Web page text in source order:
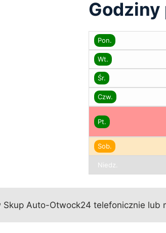
Godziny
Pon.
Wt.
Śr.
Czw.
Pt.
Sob.
Niedz.
Auto-Otwock24 telefonicznie lub